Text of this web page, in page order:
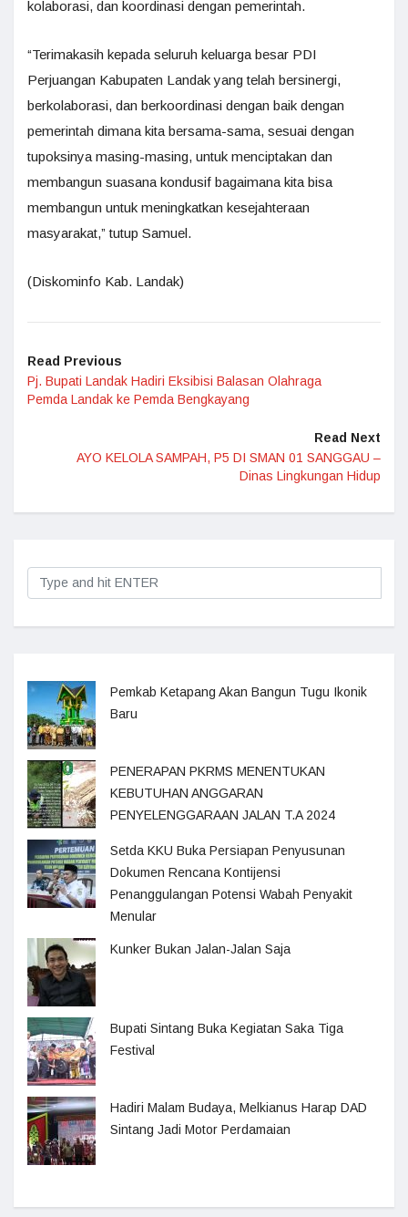
kolaborasi, dan koordinasi dengan pemerintah.
“Terimakasih kepada seluruh keluarga besar PDI
Perjuangan Kabupaten Landak yang telah bersinergi,
berkolaborasi, dan berkoordinasi dengan baik dengan
pemerintah dimana kita bersama-sama, sesuai dengan
tupoksinya masing-masing, untuk menciptakan dan
membangun suasana kondusif bagaimana kita bisa
membangun untuk meningkatkan kesejahteraan
masyarakat,” tutup Samuel.
(Diskominfo Kab. Landak)
Read Previous
Pj. Bupati Landak Hadiri Eksibisi Balasan Olahraga
Pemda Landak ke Pemda Bengkayang
Read Next
AYO KELOLA SAMPAH, P5 DI SMAN 01 SANGGAU –
Dinas Lingkungan Hidup
Pemkab Ketapang Akan Bangun Tugu Ikonik
Baru
PENERAPAN PKRMS MENENTUKAN
KEBUTUHAN ANGGARAN
PENYELENGGARAAN JALAN T.A 2024
Setda KKU Buka Persiapan Penyusunan
Dokumen Rencana Kontijensi
Penanggulangan Potensi Wabah Penyakit
Menular
Kunker Bukan Jalan-Jalan Saja
Bupati Sintang Buka Kegiatan Saka Tiga
Festival
Hadiri Malam Budaya, Melkianus Harap DAD
Sintang Jadi Motor Perdamaian